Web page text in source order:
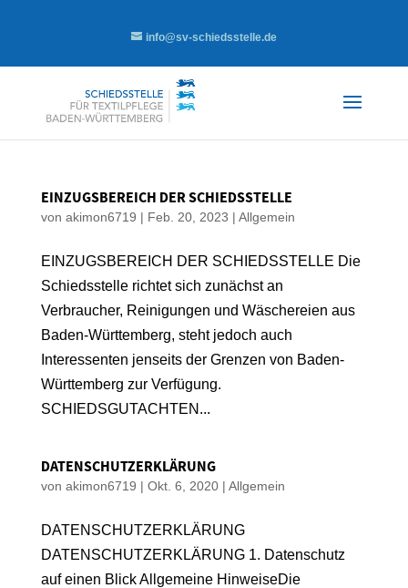
info@sv-schiedsstelle.de
EINZUGSBEREICH DER SCHIEDSSTELLE
von akimon6719 | Feb. 20, 2023 | Allgemein
EINZUGSBEREICH DER SCHIEDSSTELLE Die
Schiedsstelle richtet sich zunächst an
Verbraucher, Reinigungen und Wäschereien aus
Baden-Württemberg, steht jedoch auch
Interessenten jenseits der Grenzen von Baden-
Württemberg zur Verfügung.
SCHIEDSGUTACHTEN...
DATENSCHUTZERKLÄRUNG
von akimon6719 | Okt. 6, 2020| Allgemein
DATENSCHUTZERKLÄRUNG
DATENSCHUTZERKLÄRUNG 1. Datenschutz
auf einen Blick Allgemeine HinweiseDie